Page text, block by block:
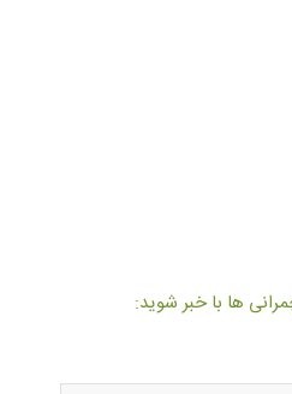
ها با خبر شوید: